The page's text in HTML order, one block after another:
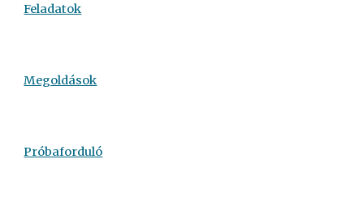
Feladatok
Megoldások
Próbaforduló